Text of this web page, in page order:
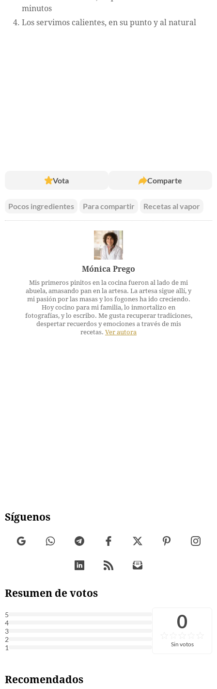
minutos
Los servimos calientes, en su punto y al natural
Vota Comparte
Pocos ingredientes Para compartir Recetas al vapor
Mónica Prego
Mis primeros pinitos en la cocina fueron al lado de mi
abuela, amasando pan en la artesa. La artesa sigue allí, y
mi pasión por las masas y los fogones ha ido creciendo.
Hoy cocino para mi familia, lo inmortalizo en
fotografías, y lo escribo. Me gusta recuperar tradiciones,
despertar recuerdos y emociones a través de mis
recetas. Ver autora
Síguenos
Resumen de votos
5
4
3
2
1
0
Sin votos
Recomendados